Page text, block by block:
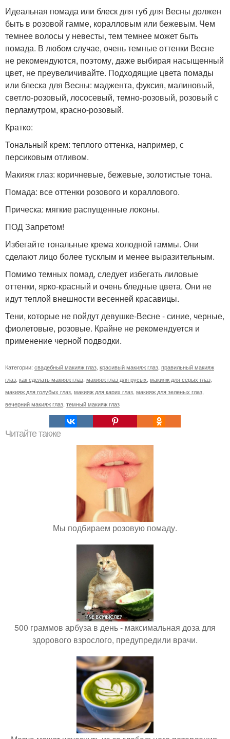
Идеальная помада или блеск для губ для Весны должен
быть в розовой гамме, коралловым или бежевым. Чем
темнее волосы у невесты, тем темнее может быть
помада. В любом случае, очень темные оттенки Весне
не рекомендуются, поэтому, даже выбирая насыщенный
цвет, не преувеличивайте. Подходящие цвета помады
или блеска для Весны: маджента, фуксия, малиновый,
светло-розовый, лососевый, темно-розовый, розовый с
перламутром, красно-розовый.
Кратко:
Тональный крем: теплого оттенка, например, с
персиковым отливом.
Макияж глаз: коричневые, бежевые, золотистые тона.
Помада: все оттенки розового и кораллового.
Прическа: мягкие распущенные локоны.
ПОД Запретом!
Избегайте тональные крема холодной гаммы. Они
сделают лицо более тусклым и менее выразительным.
Помимо темных помад, следует избегать лиловые
оттенки, ярко-красный и очень бледные цвета. Они не
идут теплой внешности весенней красавицы.
Тени, которые не пойдут девушке-Весне - синие, черные,
фиолетовые, розовые. Крайне не рекомендуется и
применение черной подводки.
Категории: свадебный макияж глаз красивый макияж глаз правильный макияж
глаз как сделать макияж глаз макияж глаз для русых макияж для серых глаз
макияж для голубых глаз макияж для карих глаз макияж для зеленых глаз
вечерний макияж глаз темный макияж глаз
Читайте также
Мы подбираем розовую помаду.
500 граммов арбуза в день - максимальная доза для
здорового взрослого, предупредили врачи.